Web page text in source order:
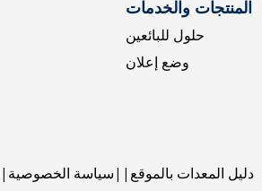
المنتجات والخدمات
حلول للبائعين
وضع إعلان
سياسة الخصوصية دليل المعدات بالموقع